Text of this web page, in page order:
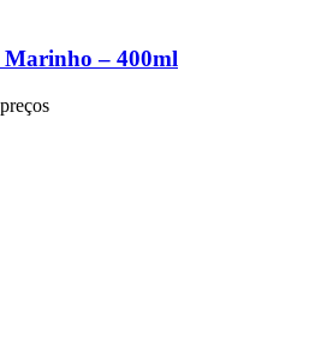
– 400ml